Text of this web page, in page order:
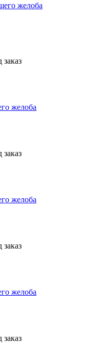
желоба
заказ
желоба
заказ
желоба
заказ
желоба
заказ